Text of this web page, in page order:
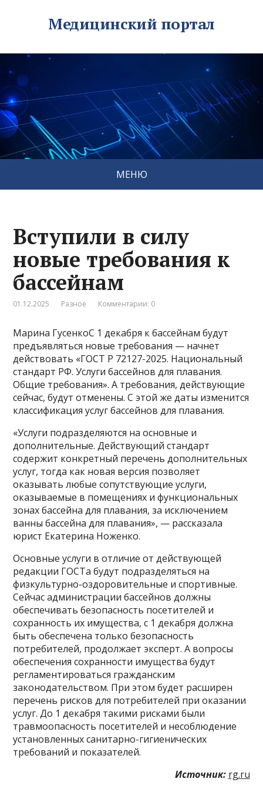
Медицинский портал
МЕНЮ
Вступили в силу
новые требования к
бассейнам
01.12.2025 Разное Комментарии: 0
Марина ГусенкоС 1 декабря к бассейнам будут
предъявляться новые требования — начнет
действовать «ГОСТ Р 72127-2025. Национальный
стандарт РФ. Услуги бассейнов для плавания.
Общие требования». А требования, действующие
сейчас, будут отменены. С этой же даты изменится
классификация услуг бассейнов для плавания.
«Услуги подразделяются на основные и
дополнительные. Действующий стандарт
содержит конкретный перечень дополнительных
услуг, тогда как новая версия позволяет
оказывать любые сопутствующие услуги,
оказываемые в помещениях и функциональных
зонах бассейна для плавания, за исключением
ванны бассейна для плавания», — рассказала
юрист Екатерина Ноженко.
Основные услуги в отличие от действующей
редакции ГОСТа будут подразделяться на
физкультурно-оздоровительные и спортивные.
Сейчас администрации бассейнов должны
обеспечивать безопасность посетителей и
сохранность их имущества, с 1 декабря должна
быть обеспечена только безопасность
потребителей, продолжает эксперт. А вопросы
обеспечения сохранности имущества будут
регламентироваться гражданским
законодательством. При этом будет расширен
перечень рисков для потребителей при оказании
услуг. До 1 декабря такими рисками были
травмоопасность посетителей и несоблюдение
установленных санитарно-гигиенических
требований и показателей.
Источник: rg.ru